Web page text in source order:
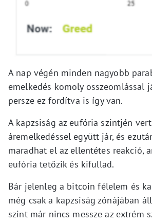
A nap végén minden nagyobb
emelkedés komoly összeomlással
persze ez fordítva is így van.
A kapzsiság az eufória szintjén
áremelkedéssel együtt jár, és
maradhat el az ellentétes reakció,
eufória tetőzik és kifullad.
Bár jelenleg a bitcoin félelem és
még csak a kapzsiság zónájában
szint már nincs messze az extrém